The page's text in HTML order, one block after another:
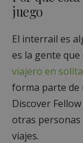
juego
El interrail es
es la gente
viajero en
forma parte de
Discover
otras
viajes.